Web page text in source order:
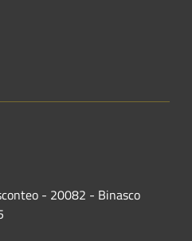
- 20082 - Binasco